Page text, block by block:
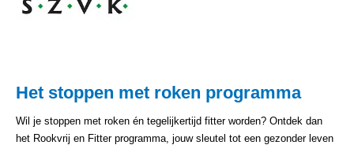
Het stoppen met roken programma
Wil je stoppen met roken én tegelijkertijd fitter worden? Ontdek dan
het Rookvrij en Fitter programma, jouw sleutel tot een gezonder leven